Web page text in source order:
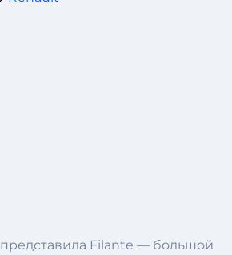
представила Filante — большой